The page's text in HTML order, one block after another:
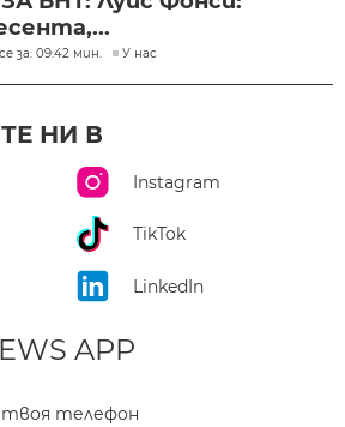
за: 09:42 мин. У нас
НИ В
Instagram
TikTok
LinkedIn
APP
твоя телефон